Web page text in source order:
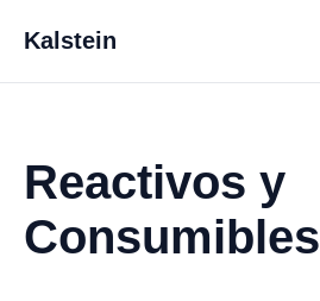
Kalstein
Reactivos y
Consumibles